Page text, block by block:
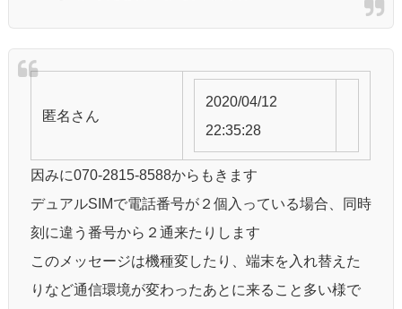
匿名 さん
2020/04/12
22:35:28
因みに070-2815-8588からもきます
デュアルSIMで電話番号が２個入っている場合、同時
刻に違う番号から２通来たりします
このメッセージは機種変したり、端末を入れ替えた
りなど通信環境が変わったあとに来ること多い様で